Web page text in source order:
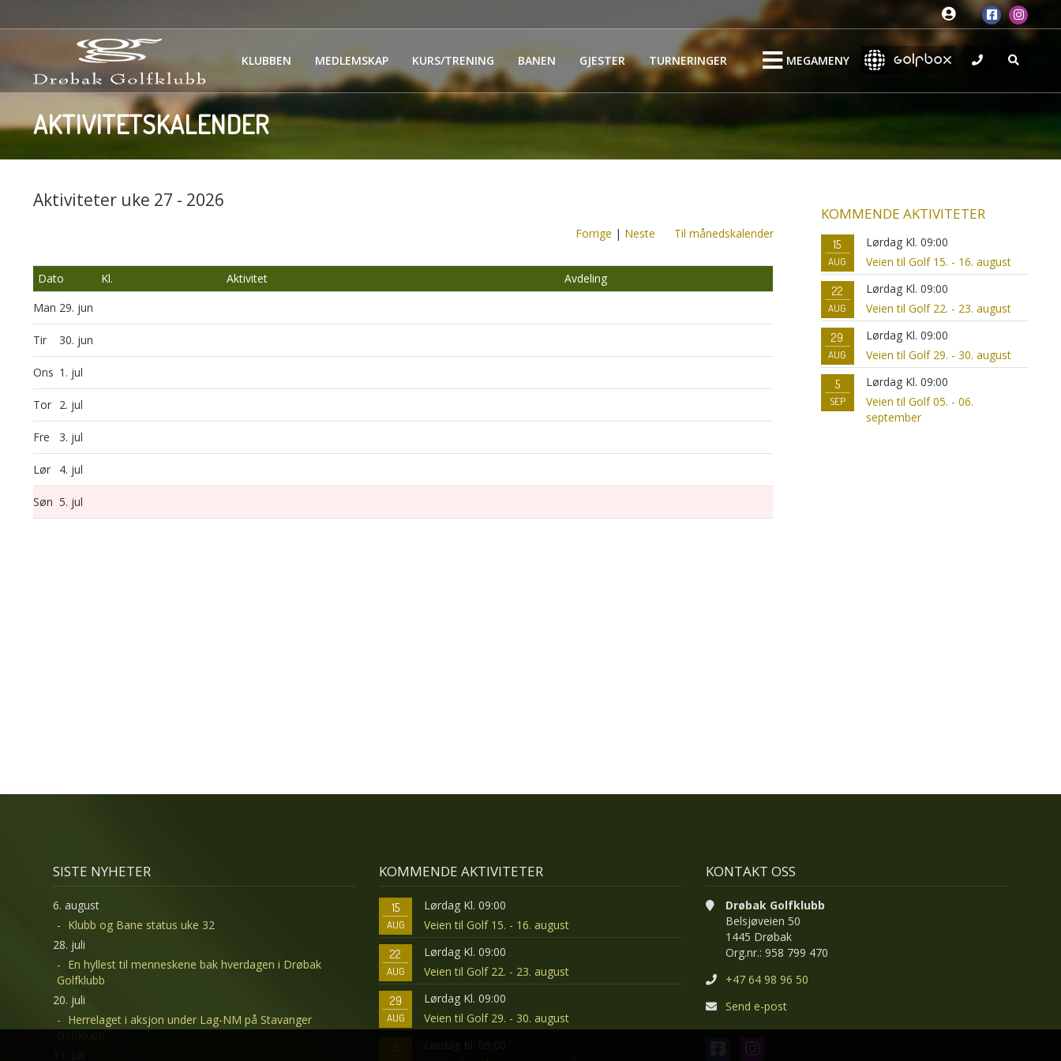
AKTIVITETSKALENDER
KLUBBEN MEDLEMSKAP KURS/TRENING BANEN GJESTER TURNERINGER MEGAMENY
Aktiviteter uke 27 - 2026
Forrige | Neste Til månedskalender
Dato Kl. Aktivitet
Avdeling
Man 29. jun
Tir 30. jun
Ons 1. jul
Tor 2. jul
Fre 3. jul
Lør 4. jul
Søn 5. jul
KOMMENDE AKTIVITETER
15
AUG
Lørdag Kl. 09:00
Veien til Golf 15. - 16. august
22
AUG
Lørdag Kl. 09:00
Veien til Golf 22. - 23. august
29
AUG
Lørdag Kl. 09:00
Veien til Golf 29. - 30. august
5
SEP
Lørdag Kl. 09:00
Veien til Golf 05. - 06.
september
SISTE NYHETER
6. august
Klubb og Bane status uke 32
28. juli
En hyllest til menneskene bak hverdagen i Drøbak
Golfklubb
20. juli
Herrelaget i aksjon under Lag-NM på Stavanger
KOMMENDE AKTIVITETER
15
AUG
Lørdag Kl. 09:00
Veien til Golf 15. - 16. august
22
AUG
Lørdag Kl. 09:00
Veien til Golf 22. - 23. august
29
AUG
Lørdag Kl. 09:00
Veien til Golf 29. - 30. august
5
KONTAKT OSS
Drøbak Golfklubb
Belsjøveien 50
1445 Drøbak
Org.nr.: 958 799 470
+47 64 98 96 50
Send e-post